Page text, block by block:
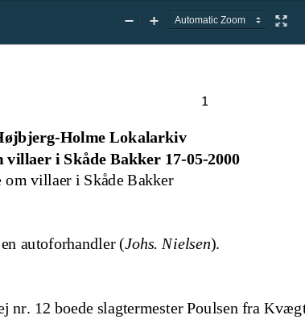
ZoomZoom
1
-Holme Lokalarkiv
villaer i Skåde Bakker 17-05-2000
om villaer i Skåde Bakker
autoforhandler (Johs. Nielsen).
nr. 12 boede slagtermester Poulsen fra